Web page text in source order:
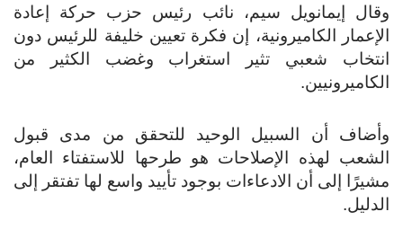
وقال إيمانويل سيم، نائب رئيس حزب حركة إعادة
الإعمار الكاميرونية، إن فكرة تعيين خليفة للرئيس دون
انتخاب شعبي تثير استغراب وغضب الكثير من
الكاميرونيين.
وأضاف أن السبيل الوحيد للتحقق من مدى قبول
الشعب لهذه الإصلاحات هو طرحها للاستفتاء العام،
مشيرًا إلى أن الادعاءات بوجود تأييد واسع لها تفتقر إلى
الدليل.